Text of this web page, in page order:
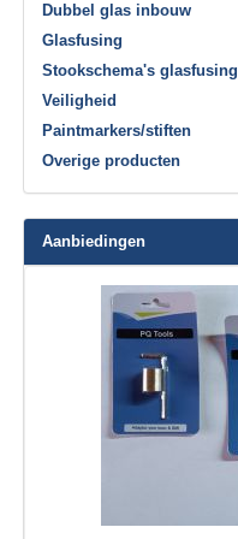
Dubbel glas inbouw
Glasfusing
Stookschema's glasfusing
Veiligheid
Paintmarkers/stiften
Overige producten
Aanbiedingen